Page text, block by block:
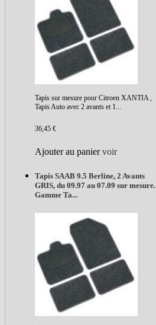
Tapis sur mesure pour Citroen XANTIA ,
Tapis Auto avec 2 avants et 1...
36,45 €
Ajouter au panier voir
Tapis SAAB 9.5 Berline, 2 Avants
GRIS, du 09.97 au 07.09 sur mesure.
Gamme Ta...